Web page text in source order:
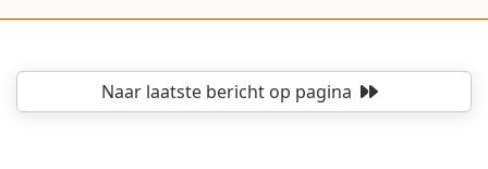
Naar laatste berichtop pagina